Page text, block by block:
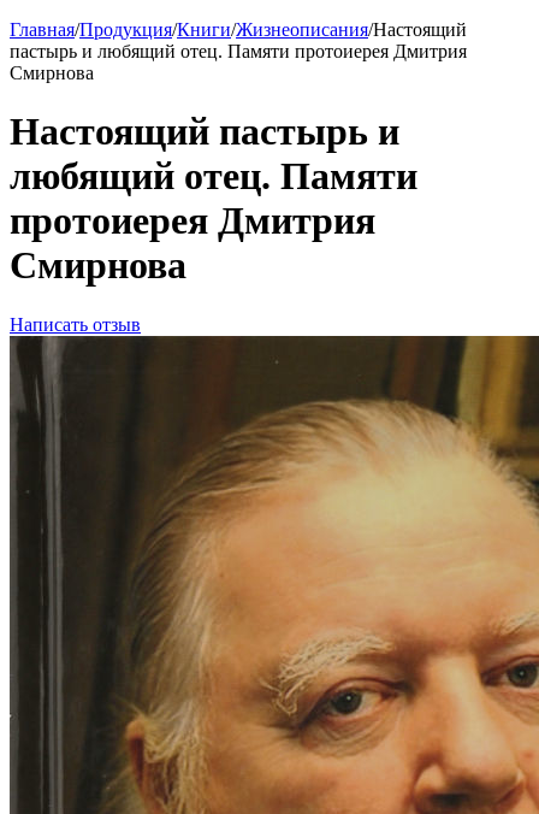
Главная/Продукция/Книги/Жизнеописания/Настоящий
пастырь и любящий отец. Памяти протоиерея Дмитрия
Смирнова
Настоящий пастырь и
любящий отец. Памяти
протоиерея Дмитрия
Смирнова
Написать отзыв